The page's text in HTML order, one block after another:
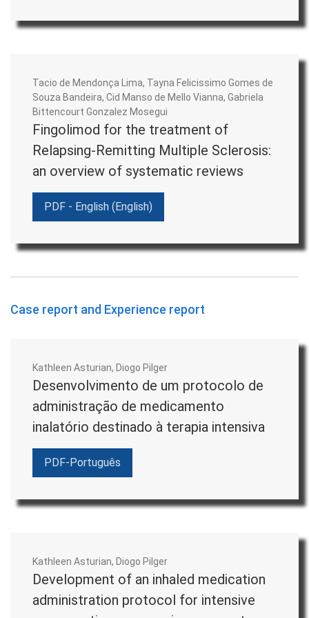
Responsável, em cooperação com o Conselho Editorial,
institucional, parceiros, colaboradores e financiadores.
Editor chefe
Responsável, em cooperação com o Conselho Editorial,
pela política editorial da revista; por suas relações
institucionais e pela comunicação com o editor
institucional, parceiros, colaboradores e financiadores.
coordenação da equipe editorial no que diz respeito à
Conselho Editorial e avaliadores.
É competência do Editor Científico a avaliação preliminar
dos materiais submetidos a publicação quanto a sua
adequação à linha editorial e às normas da revista,
deliberando quanto a sua admissibilidade para iniciar o
processo de seleção e edição.
O Conselho Editorial é responsável pela política editorial e
pela qualidade científica da revista.
Tacio de Mendonça Lima, Tayna Felicissimo Gomes de
Souza Bandeira, Cid Manso de Mello Vianna, Gabriela
Bittencourt Gonzalez Mosegui
Fingolimod for the treatment of
Relapsing-Remitting Multiple Sclerosis:
an overview of systematic reviews
PDF - English (English)
Case report and Experience report
Kathleen Asturian, Diogo Pilger
Desenvolvimento de um protocolo de
administração de medicamento
inalatório destinado à terapia intensiva
PDF-Português
Kathleen Asturian, Diogo Pilger
Development of an inhaled medication
administration protocol for intensive